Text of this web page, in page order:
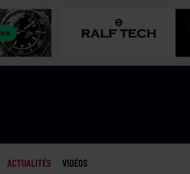
ACTUALITÉS VIDÉOS